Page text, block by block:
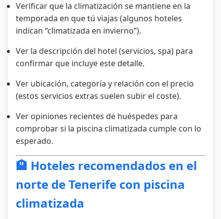
Verificar que la climatización se mantiene en la
temporada en que tú viajas (algunos hoteles
indican “climatizada en invierno”).
Ver la descripción del hotel (servicios, spa) para
confirmar que incluye este detalle.
Ver ubicación, categoría y relación con el precio
(estos servicios extras suelen subir el coste).
Ver opiniones recientes de huéspedes para
comprobar si la piscina climatizada cumple con lo
esperado.
🏨 Hoteles recomendados en el
norte de Tenerife con piscina
climatizada